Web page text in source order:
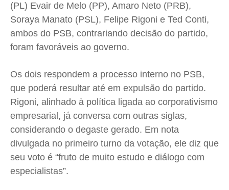
Anuncie
Quem Somos
Contato
Anuncie
Privacidade
Anuncie
Quem Somos
Contato
Anuncie
Privacidade
Anuncie
Quem Somos
Contato
Anuncie
Privacidade
Anuncie
Quem Somos
Contato
Anuncie
Privacidade
(PL) Evair de Melo (PP), Amaro Neto (PRB),
Soraya Manato (PSL), Felipe Rigoni e Ted Conti,
ambos do PSB, contrariando decisão do partido,
foram favoráveis ao governo.
Os dois respondem a processo interno no PSB,
que poderá resultar até em expulsão do partido.
Rigoni, alinhado à política ligada ao corporativismo
empresarial, já conversa com outras siglas,
considerando o degaste gerado. Em nota
divulgada no primeiro turno da votação, ele diz que
seu voto é “fruto de muito estudo e diálogo com
especialistas”.